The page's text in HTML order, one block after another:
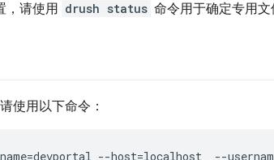
，请使用 drush status 命令用于确定专用文
使用以下命令：
--host=localhost  --